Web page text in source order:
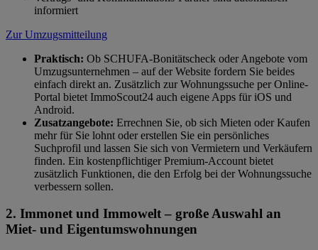
informiert
Zur Umzugsmitteilung
Praktisch: Ob SCHUFA-Bonitätscheck oder Angebote vom
Umzugsunternehmen – auf der Website fordern Sie beides
einfach direkt an. Zusätzlich zur Wohnungssuche per Online-
Portal bietet ImmoScout24 auch eigene Apps für iOS und
Android.
Zusatzangebote: Errechnen Sie, ob sich Mieten oder Kaufen
mehr für Sie lohnt oder erstellen Sie ein persönliches
Suchprofil und lassen Sie sich von Vermietern und Verkäufern
finden. Ein kostenpflichtiger Premium-Account bietet
zusätzlich Funktionen, die den Erfolg bei der Wohnungssuche
verbessern sollen.
2. Immonet und Immowelt – große Auswahl an
Miet- und Eigentumswohnungen